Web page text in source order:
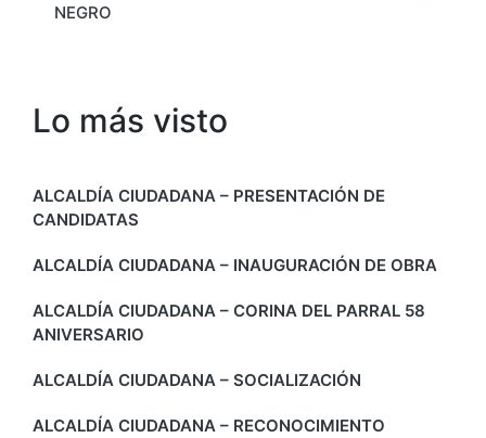
NEGRO
Lo más visto
ALCALDÍA CIUDADANA – PRESENTACIÓN DE
CANDIDATAS
ALCALDÍA CIUDADANA – INAUGURACIÓN DE OBRA
ALCALDÍA CIUDADANA – CORINA DEL PARRAL 58
ANIVERSARIO
ALCALDÍA CIUDADANA – SOCIALIZACIÓN
ALCALDÍA CIUDADANA – RECONOCIMIENTO